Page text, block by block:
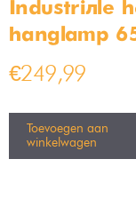
Bamled – Lola GU10
Kantelbaar zwart
€5,99